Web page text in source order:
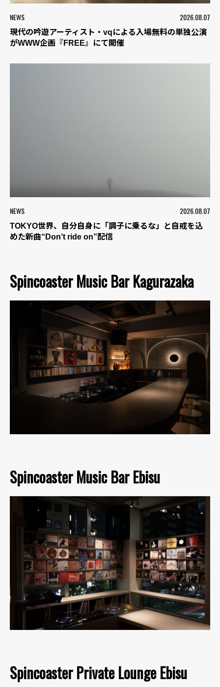
NEWS 2026.08.07
現代の吟遊アーティスト・vqによる入場無料の単独公演
がWWW企画『FREE』にて開催
NEWS 2026.08.07
TOKYO世界、自分自身に「調子に乗るな」と自戒を込
めた新曲“Don’t ride on”配信
Spincoaster Music Bar Kagurazaka
Spincoaster Music Bar Ebisu
Spincoaster Private Lounge Ebisu